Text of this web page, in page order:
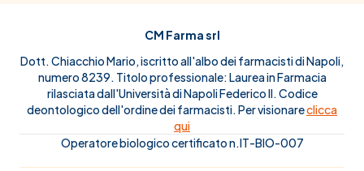
CM Farma srl
Dott. Chiacchio Mario, iscritto all'albo dei farmacisti di Napoli,
numero 8239. Titolo professionale: Laurea in Farmacia
rilasciata dall'Università di Napoli Federico II. Codice
deontologico dell'ordine dei farmacisti. Per visionareclicca
qui
Operatore biologico certificato n.IT-BIO-007